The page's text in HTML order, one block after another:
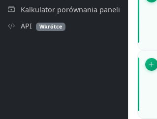
Kalkulator porównania paneli
API
Wkrótce